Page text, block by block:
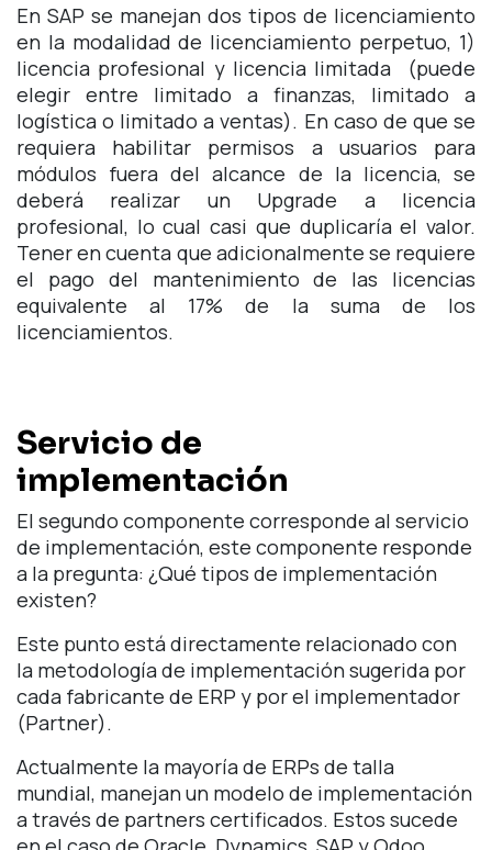
En SAP se manejan dos tipos de licenciamiento
en la modalidad de licenciamiento perpetuo, 1)
licencia profesional y licencia limitada (puede
elegir entre limitado a finanzas, limitado a
logística o limitado a ventas). En caso de que se
requiera habilitar permisos a usuarios para
módulos fuera del alcance de la licencia, se
deberá realizar un Upgrade a licencia
profesional, lo cual casi que duplicaría el valor.
Tener en cuenta que adicionalmente se requiere
el pago del mantenimiento de las licencias
equivalente al 17% de la suma de los
licenciamientos.
Servicio de
implementación
El segundo componente corresponde al servicio
de implementación, este componente responde
a la pregunta: ¿Qué tipos de implementación
existen?
Este punto está directamente relacionado con
la metodología de implementación sugerida por
cada fabricante de ERP y por el implementador
(Partner).
Actualmente la mayoría de ERPs de talla
mundial, manejan un modelo de implementación
a través de partners certificados. Estos sucede